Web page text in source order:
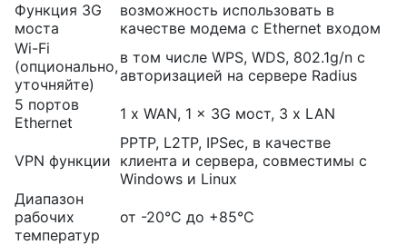
Функция 3G
моста
возможность использовать в
качестве модема с Ethernet входом
Wi-Fi
(опционально,
уточняйте)
в том числе WPS, WDS, 802.1g/n с
авторизацией на сервере Radius
5 портов
Ethernet
1 x WAN, 1 x 3G мост, 3 х LAN
VPN функции
PPTP, L2TP, IPSec, в качестве
клиента и сервера, совместимы с
Windows и Linux
Диапазон
рабочих
температур
от -20°С до +85°С